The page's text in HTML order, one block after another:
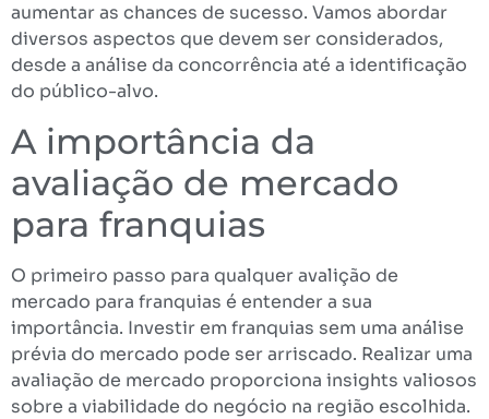
aumentar as chances de sucesso. Vamos abordar
diversos aspectos que devem ser considerados,
desde a análise da concorrência até a identificação
do público-alvo.
A importância da
avaliação de mercado
para franquias
O primeiro passo para qualquer avalição de
mercado para franquias é entender a sua
importância. Investir em franquias sem uma análise
prévia do mercado pode ser arriscado. Realizar uma
avaliação de mercado proporciona insights valiosos
sobre a viabilidade do negócio na região escolhida.